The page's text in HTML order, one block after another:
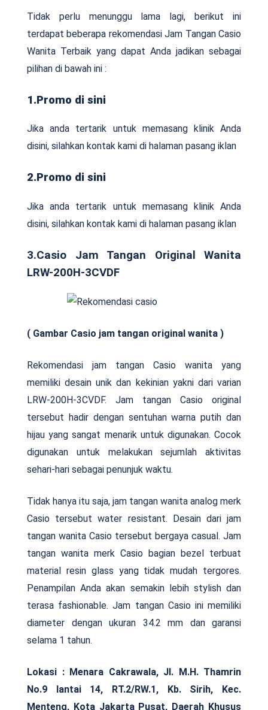
Tidak perlu menunggu lama lagi, berikut ini
terdapat beberapa rekomendasi Jam Tangan Casio
Wanita Terbaik yang dapat Anda jadikan sebagai
pilihan di bawah ini :
1.Promo di sini
Jika anda tertarik untuk memasang klinik Anda
disini, silahkan kontak kami di halaman pasang iklan
2.Promo di sini
Jika anda tertarik untuk memasang klinik Anda
disini, silahkan kontak kami di halaman pasang iklan
3.Casio Jam Tangan Original Wanita
LRW-200H-3CVDF
( Gambar Casio jam tangan original wanita )
Rekomendasi jam tangan Casio wanita yang
memiliki desain unik dan kekinian yakni dari varian
LRW-200H-3CVDF. Jam tangan Casio original
tersebut hadir dengan sentuhan warna putih dan
hijau yang sangat menarik untuk digunakan. Cocok
digunakan untuk melakukan sejumlah aktivitas
sehari-hari sebagai penunjuk waktu.
Tidak hanya itu saja, jam tangan wanita analog merk
Casio tersebut water resistant. Desain dari jam
tangan wanita Casio tersebut bergaya casual. Jam
tangan wanita merk Casio bagian bezel terbuat
material resin glass yang tidak mudah tergores.
Penampilan Anda akan semakin lebih stylish dan
terasa fashionable. Jam tangan Casio ini memiliki
diameter dengan ukuran 34.2 mm dan garansi
selama 1 tahun.
Lokasi : Menara Cakrawala, Jl. M.H. Thamrin
No.9 lantai 14, RT.2/RW.1, Kb. Sirih, Kec.
Menteng, Kota Jakarta Pusat, Daerah Khusus